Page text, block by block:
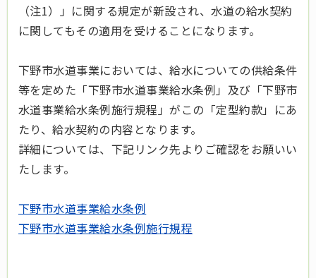
（注1）」に関する規定が新設され、水道の給水契約
に関してもその適用を受けることになります。
下野市水道事業においては、給水についての供給条件
等を定めた「下野市水道事業給水条例」及び「下野市
水道事業給水条例施行規程」がこの「定型約款」にあ
たり、給水契約の内容となります。
詳細については、下記リンク先よりご確認をお願いい
たします。
下野市水道事業給水条例
下野市水道事業給水条例施行規程